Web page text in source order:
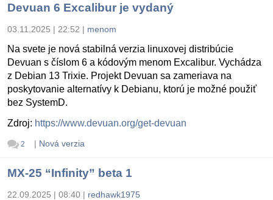
Devuan 6 Excalibur je vydaný
03.11.2025 | 22:52 | menom
Na svete je nová stabilná verzia linuxovej distribúcie
Devuan s číslom 6 a kódovým menom Excalibur. Vychádza
z Debian 13 Trixie. Projekt Devuan sa zameriava na
poskytovanie alternatívy k Debianu, ktorú je možné použiť
bez SystemD.
Zdroj: https://www.devuan.org/get-devuan
2 | Nová verzia
MX-25 “Infinity” beta 1
22.09.2025 | 08:40 | redhawk1975